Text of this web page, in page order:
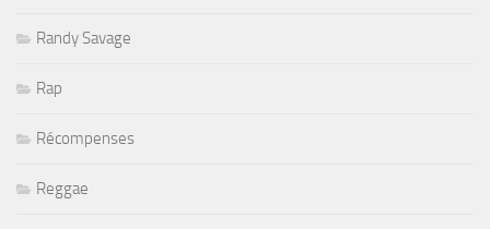
Randy Savage
Rap
Récompenses
Reggae